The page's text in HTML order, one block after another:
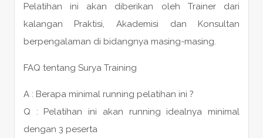
Pelatihan ini akan diberikan oleh Trainer dari
kalangan Praktisi, Akademisi dan Konsultan
berpengalaman di bidangnya masing-masing.
FAQ tentang Surya Training
A : Berapa minimal running pelatihan ini ?
Q : Pelatihan ini akan running idealnya minimal
dengan 3 peserta